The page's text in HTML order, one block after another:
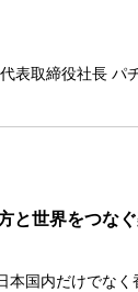
表取締役社長 パ
と世界をつな
本国内だけでな